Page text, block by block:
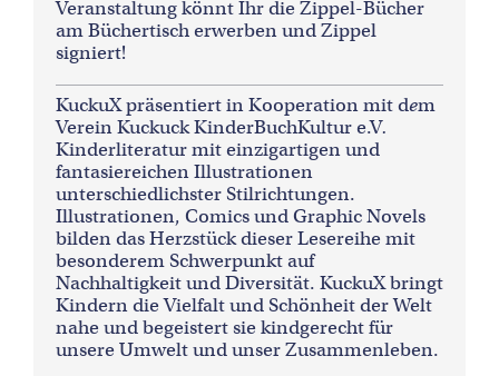
Veranstaltung könnt Ihr die Zippel-Bücher
am Büchertisch erwerben und Zippel
signiert!
KuckuX präsentiert in Kooperation mit dem
Verein Kuckuck KinderBuchKultur e.V.
Kinderliteratur mit einzigartigen und
fantasiereichen Illustrationen
unterschiedlichster Stilrichtungen.
Illustrationen, Comics und Graphic Novels
bilden das Herzstück dieser Lesereihe mit
besonderem Schwerpunkt auf
Nachhaltigkeit und Diversität. KuckuX bringt
Kindern die Vielfalt und Schönheit der Welt
nahe und begeistert sie kindgerecht für
unsere Umwelt und unser Zusammenleben.